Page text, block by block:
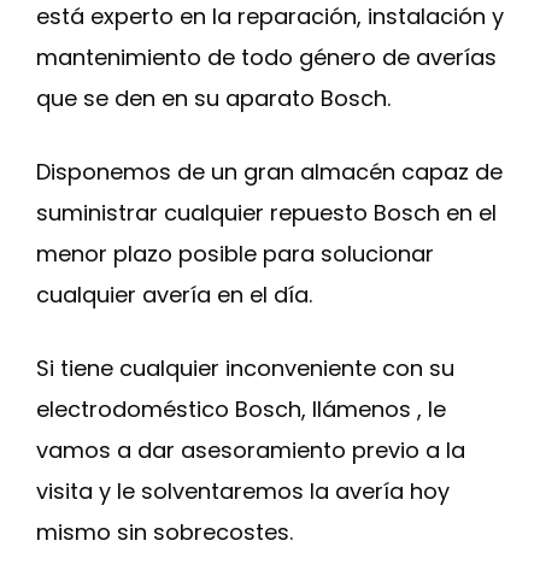
está experto en la reparación, instalación y
mantenimiento de todo género de averías
que se den en su aparato Bosch.
Disponemos de un gran almacén capaz de
suministrar cualquier repuesto Bosch en el
menor plazo posible para solucionar
cualquier avería en el día.
Si tiene cualquier inconveniente con su
electrodoméstico Bosch, llámenos , le
vamos a dar asesoramiento previo a la
visita y le solventaremos la avería hoy
mismo sin sobrecostes.